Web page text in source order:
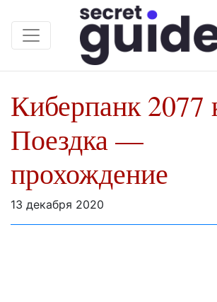
Киберпанк 2077
Поездка —
прохождение
13 декабря 2020